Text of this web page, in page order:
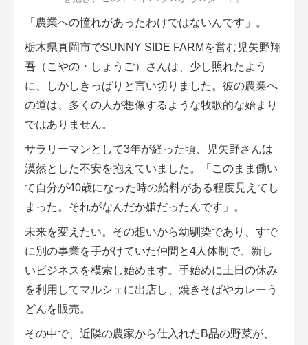
「農業への憧れがあったわけではないんです」。
栃木県真岡市でSUNNY SIDE FARMを営む児矢野翔
吾（こやの・しょうご）さんは、少し照れたよう
に、しかしきっぱりと言い切りました。彼の農業へ
の道は、多くの人が想像するような牧歌的な始まり
ではありません。
サラリーマンとして3年が経った頃、児矢野さんは
漠然とした不安を抱えていました。「このまま働い
て自分が40歳になった時の給料がある程度見えてし
まった。それがなんだか嫌だったんです」。
未来を変えたい。その想いから幼馴染であり、すで
に別の事業を手がけていた仲間と4人体制で、新し
いビジネスを模索し始めます。手始めに土日の休み
を利用してマルシェに出店し、焼きそばやカレーう
どんを販売。
その中で、近隣の農家から仕入れたB品の野菜が、